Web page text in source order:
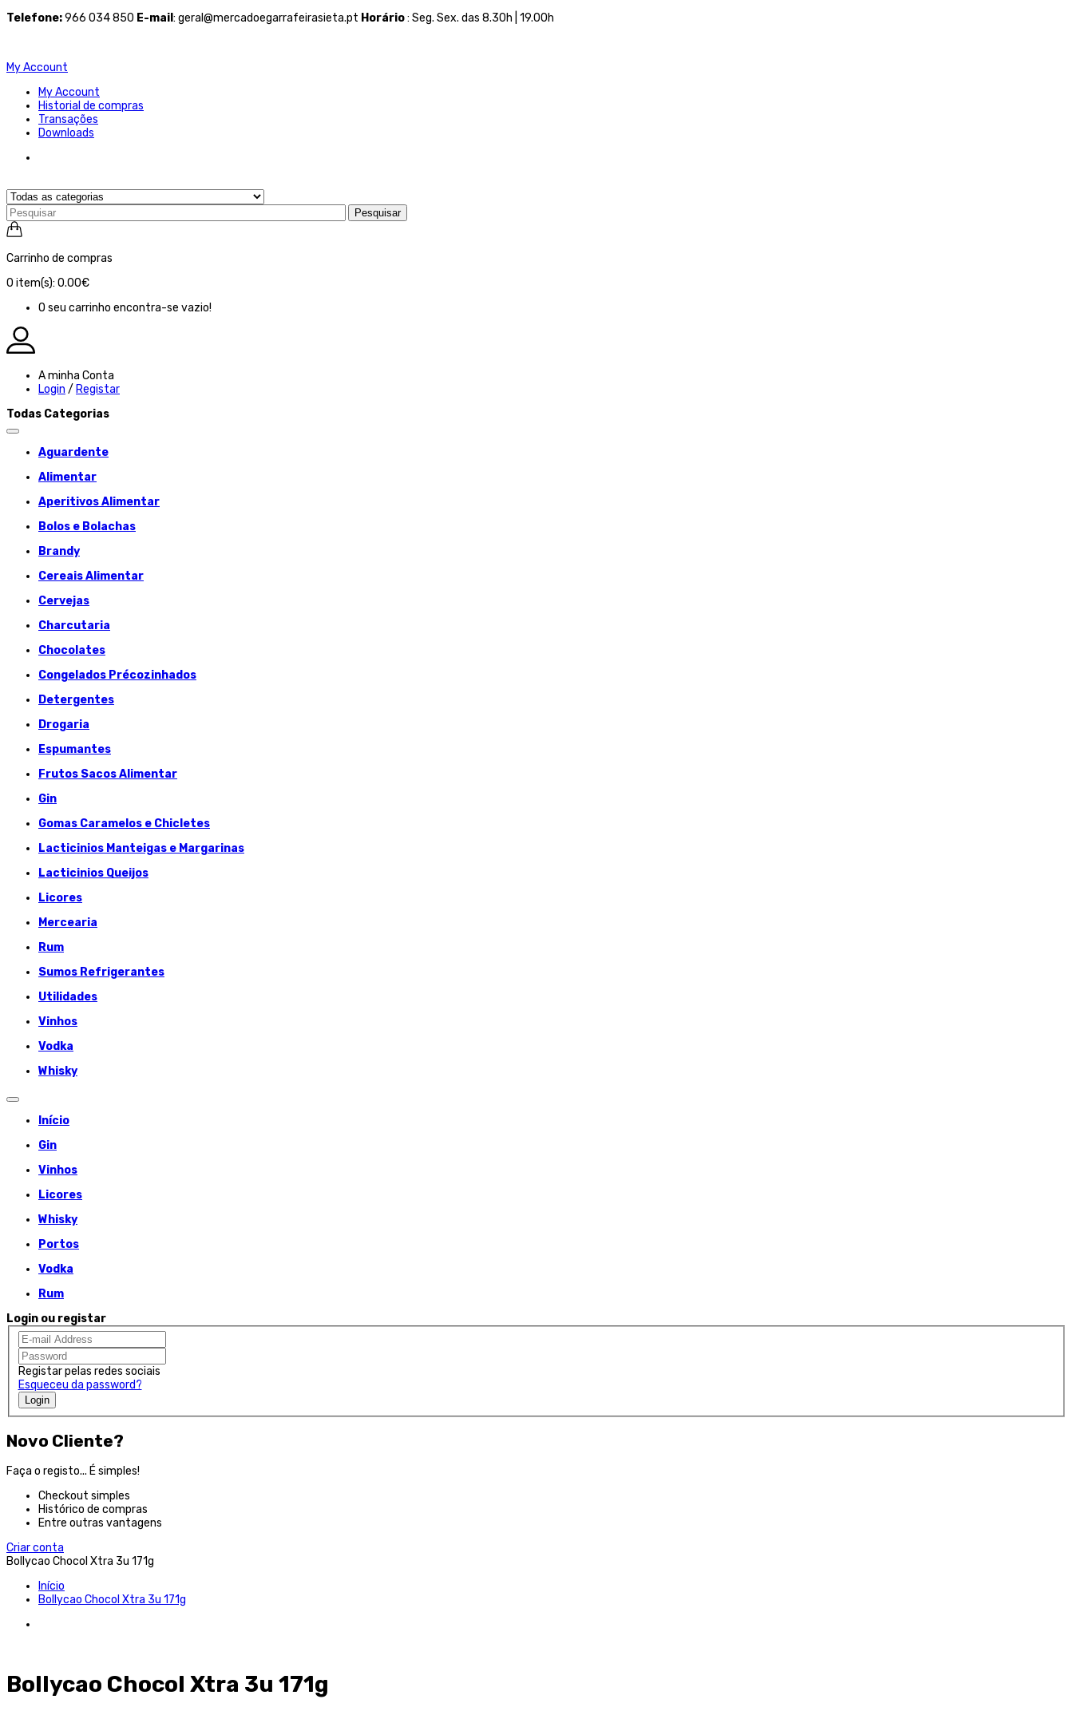
Telefone:966 034 850 E-mail : geral@mercadoegarrafeirasieta.pt Horário: Seg. Sex. das 8.30h | 19.00h
My Account
My Account
Historial de compras
Transações
Downloads
Pesquisar
Carrinho de compras
0 item(s): 0.00€
O seu carrinho encontra-se vazio!
A minha Conta
Login / Registar
Todas Categorias
Aguardente
Alimentar
Aperitivos Alimentar
Bolos e Bolachas
Brandy
Cereais Alimentar
Cervejas
Charcutaria
Chocolates
Congelados Précozinhados
Detergentes
Drogaria
Espumantes
Frutos Sacos Alimentar
Gin
Gomas Caramelos e Chicletes
Lacticinios Manteigas e Margarinas
Lacticinios Queijos
Licores
Mercearia
Rum
Sumos Refrigerantes
Utilidades
Vinhos
Vodka
Whisky
Início
Gin
Vinhos
Licores
Whisky
Portos
Vodka
Rum
Login ou registar
Registar pelas redes sociais
Esqueceu da password?
Login
Novo Cliente?
Faça o registo... É simples!
Checkout simples
Histórico de compras
Entre outras vantagens
Criar conta
Bollycao Chocol Xtra 3u 171g
Início
Bollycao Chocol Xtra 3u 171g
Bollycao Chocol Xtra 3u 171g